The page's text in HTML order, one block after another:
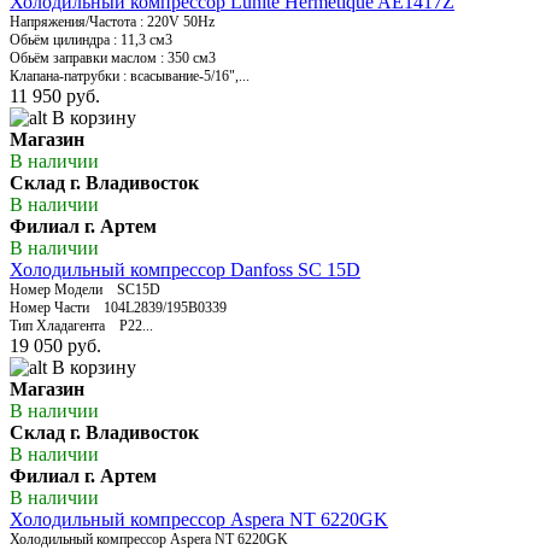
Напряжения/Частота : 220V 50Hz
Обьём цилиндра : 11,3 см3
Обьём заправки маслом : 350 см3
Клапана-патрубки : всасывание-5/16",...
11 950 руб.
В корзину
Магазин
В наличии
Склад г. Владивосток
В наличии
Филиал г. Артем
В наличии
Холодильный компрессор Danfoss SC 15D
Номер Модели SC15D
Номер Части 104L2839/195B0339
Тип Хладагента Р22...
19 050 руб.
В корзину
Магазин
В наличии
Склад г. Владивосток
В наличии
Филиал г. Артем
В наличии
Холодильный компрессор Aspera NT 6220GK
Холодильный компрессор Aspera NT 6220GK